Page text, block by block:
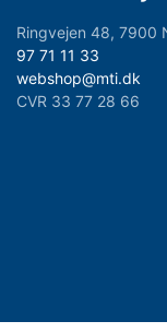
Ringvejen 48, 7900
97 71 11 33
webshop@mti.dk
CVR 33 77 28 66